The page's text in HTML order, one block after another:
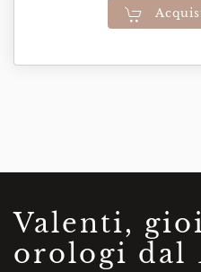
Valenti,
orologi dal